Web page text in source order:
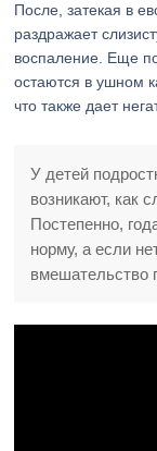
После, затекая в
раздражает
воспаление. Еще
остаются в ушном
что также дает
У детей
возникают, как
Постепенно,
норму, а если
вмешательство